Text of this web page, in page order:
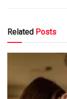
Related Posts